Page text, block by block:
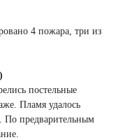
4 пожара, три из
постельные
Пламя удалось
По предварительным